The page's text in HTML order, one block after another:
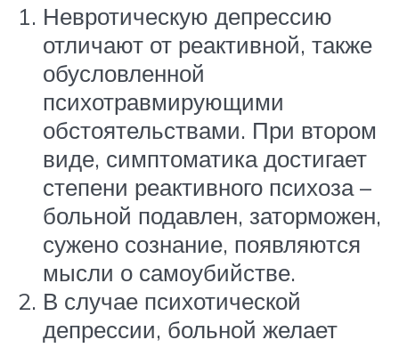
Невротическую депрессию
отличают от реактивной, также
обусловленной
психотравмирующими
обстоятельствами. При втором
виде, симптоматика достигает
степени реактивного психоза –
больной подавлен, заторможен,
сужено сознание, появляются
мысли о самоубийстве.
В случае психотической
депрессии, больной желает